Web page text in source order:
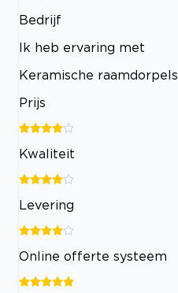
Bedrijf
Ik heb ervaring met
Keramische raamdorpels
Prijs
Kwaliteit
Levering
Online offerte systeem